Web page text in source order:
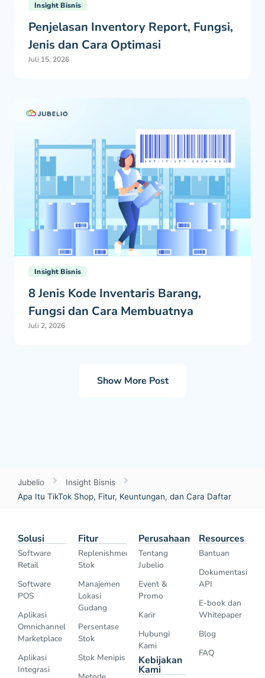
Insight Bisnis
Penjelasan Inventory Report, Fungsi,
Jenis dan Cara Optimasi
Juli 15, 2026
Insight Bisnis
8 Jenis Kode Inventaris Barang,
Fungsi dan Cara Membuatnya
Juli 2, 2026
Show More Post
Jubelio
Insight Bisnis
Apa Itu TikTok Shop, Fitur, Keuntungan, dan Cara Daftar
Solusi
Software
Retail
Software
POS
Aplikasi
Omnichannel
Marketplace
Aplikasi
Integrasi
Fitur
Replenishment
Stok
Manajemen
Lokasi
Gudang
Persentase
Stok
Stok Menipis
Perusahaan
Tentang
Jubelio
Event &
Promo
Karir
Hubungi
Kami
Kebijakan
Kami
Resources
Bantuan
Dokumentasi
API
E-book dan
Whitepaper
Blog
FAQ